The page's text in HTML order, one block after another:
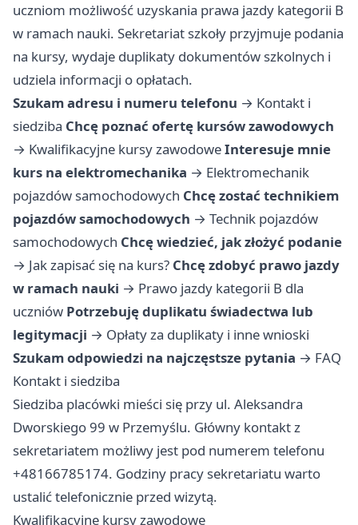
uczniom możliwość uzyskania prawa jazdy kategorii B
w ramach nauki. Sekretariat szkoły przyjmuje podania
na kursy, wydaje duplikaty dokumentów szkolnych i
udziela informacji o opłatach.
Szukam adresu i numeru telefonu → Kontakt i
siedziba Chcę poznać ofertę kursów zawodowych
→ Kwalifikacyjne kursy zawodoweInteresuje mnie
kurs na elektromechanika → Elektromechanik
pojazdów samochodowych Chcę zostać technikiem
pojazdów samochodowych → Technik pojazdów
samochodowych Chcę wiedzieć, jak złożyć podanie
→ Jak zapisać się na kurs? Chcę zdobyć prawo jazdy
w ramach nauki → Prawo jazdy kategorii B dla
uczniów Potrzebuję duplikatu świadectwa lub
legitymacji → Opłaty za duplikaty i inne wnioski
Szukam odpowiedzi na najczęstsze pytania → FAQ
Kontakt i siedziba
Siedziba placówki mieści się przy ul. Aleksandra
Dworskiego 99 w Przemyślu. Główny kontakt z
sekretariatem możliwy jest pod numerem telefonu
+48166785174. Godziny pracy sekretariatu warto
ustalić telefonicznie przed wizytą.
Kwalifikacyjne kursy zawodowe